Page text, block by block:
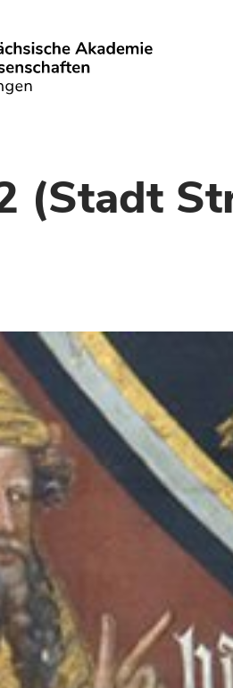
(Stadt